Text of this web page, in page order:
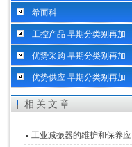
希而科
工控产品 早期分类别再加
优势采购 早期分类别再加
优势供应 早期分类别再加
相关文章
工业减振器的维护和保养应